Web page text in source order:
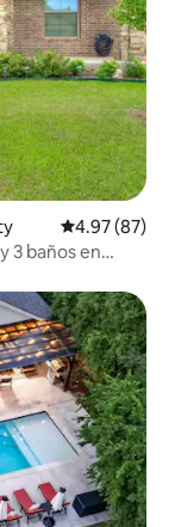
Calificación
4.97 (87)
3 baños en